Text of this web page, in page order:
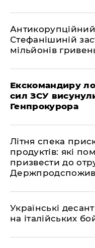
Стефанішиній
мільйонів
Екскомандиру
сил ЗСУ
Генпрокурора
Літня спека
продуктів: які
призвести до
Українські
на італійських